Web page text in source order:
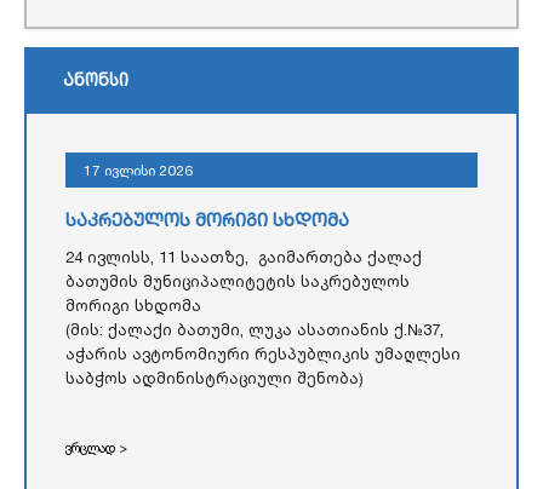
ანონსი
17 ივლისი 2026
საკრებულოს მორიგი სხდომა
24 ივლისს, 11 საათზე, გაიმართება ქალაქ
ბათუმის მუნიციპალიტეტის საკრებულოს
მორიგი სხდომა
(მის: ქალაქი ბათუმი, ლუკა ასათიანის ქ.№37,
აჭარის ავტონომიური რესპუბლიკის უმაღლესი
საბჭოს ადმინისტრაციული შენობა)
ვრცლად >